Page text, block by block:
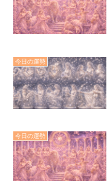
今日の運勢
今日の運勢